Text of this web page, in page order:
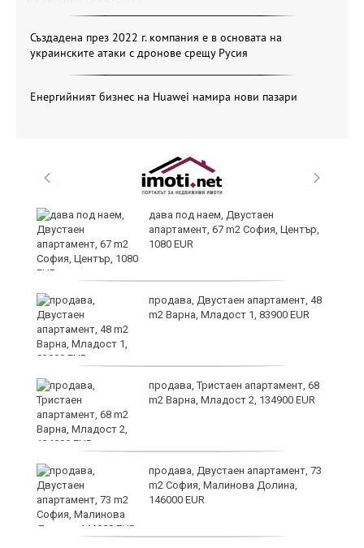
Създадена през 2022 г. компания е в основата на
украинските атаки с дронове срещу Русия
Енергийният бизнес на Huawei намира нови пазари
дава под наем, Двустаен
апартамент, 67 m2 София, Център,
1080 EUR
продава, Двустаен апартамент, 48
m2 Варна, Младост 1, 83900 EUR
продава, Тристаен апартамент, 68
m2 Варна, Младост 2, 134900 EUR
продава, Двустаен апартамент, 73
m2 София, Малинова Долина,
146000 EUR